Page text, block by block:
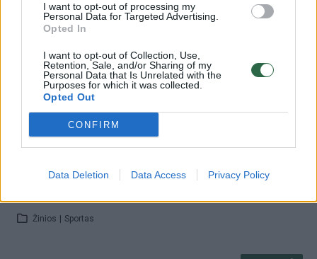
I want to opt-out of processing my
Personal Data for Targeted Advertising.
Opted In
I want to opt-out of Collection, Use,
Retention, Sale, and/or Sharing of my
Personal Data that Is Unrelated with the
Purposes for which it was collected.
Opted Out
CONFIRM
Data Deletion Data Access Privacy Policy
00:03:54
Virtas bulves valgyti sveika, jeigu žinote vieną taisyklę
Gydomoji violetinė bulvė: ne tik gerina regėjimą, bet ir
saugo nuo vėžio
Gyvenimo būdas
00:01:04
Dvikovos su V. Putinu atsisakęs A. Lukašenka į Kremlių
Žinios Sportas